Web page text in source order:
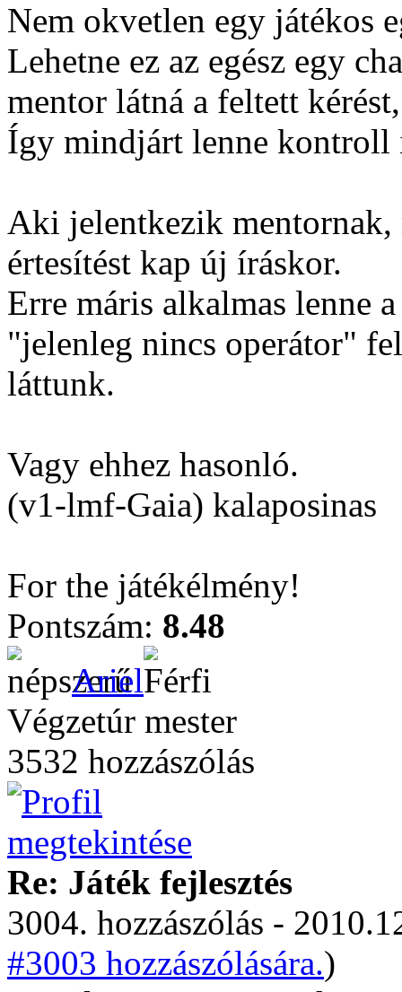
Nem okvetlen egy játékos
Lehetne ez az egész egy
mentor látná a feltett
Így mindjárt lenne kontroll
Aki jelentkezik
értesítést kap új íráskor.
Erre máris alkalmas lenne
"jelenleg nincs operátor"
láttunk.
Vagy ehhez hasonló.
(v1-lmf-Gaia) kalaposinas
For the játékélmény!
Pontszám: 8.48
Ariel
Végzetúr mester
3532 hozzászólás
Re: Játék fejlesztés
3004. hozzászólás -
#3003 hozzászólására.)